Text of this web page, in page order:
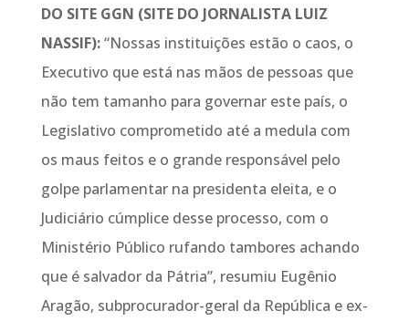
DO SITE GGN (SITE DO JORNALISTA LUIZ
NASSIF):“Nossas instituições estão o caos, o
Executivo que está nas mãos de pessoas que
não tem tamanho para governar este país, o
Legislativo comprometido até a medula com
os maus feitos e o grande responsável pelo
golpe parlamentar na presidenta eleita, e o
Judiciário cúmplice desse processo, com o
Ministério Público rufando tambores achando
que é salvador da Pátria”, resumiu Eugênio
Aragão, subprocurador-geral da República e ex-